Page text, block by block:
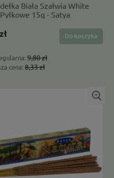
Biała Szałwia White
15g - Satya
9,80 zł
cena: 8,33 zł
Do koszyka